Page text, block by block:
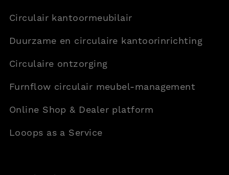
Circulair kantoormeubilair
Duurzame en circulaire kantoorinrichting
Circulaire ontzorging
Furnflow circulair meubel-management
Online Shop & Dealer platform
Looops as a Service